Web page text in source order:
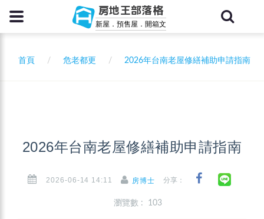
房地王部落格
新屋．預售屋．開箱文
首頁 危老都更 2026年台南老屋修繕補助申請指南
2026年台南老屋修繕補助申請指南
2026-06-14 14:11 房博士 分享：
瀏覽數 : 103